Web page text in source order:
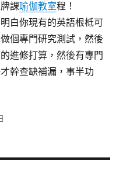
課瑜伽教室程！
白你現有的英語根柢可
個專門研究測試，然後
進修打算，然後有專門
幹查缺補漏，事半功